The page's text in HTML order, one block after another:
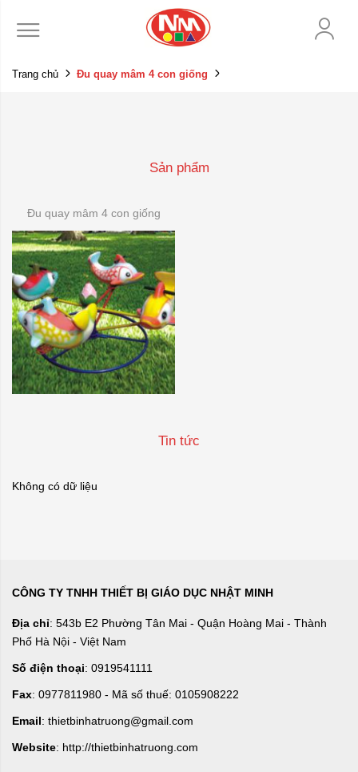
Trang chủ Đu quay mâm 4 con giống
Sản phẩm
Đu quay mâm 4 con giống
Tin tức
Không có dữ liệu
CÔNG TY TNHH THIẾT BỊ GIÁO DỤC NHẬT MINH
Địa chỉ: 543b E2 Phường Tân Mai - Quận Hoàng Mai - Thành
Phố Hà Nội - Việt Nam
Số điện thoại: 0919541111
Fax: 0977811980 - Mã số thuế: 0105908222
Email: thietbinhatruong@gmail.com
Website: http://thietbinhatruong.com